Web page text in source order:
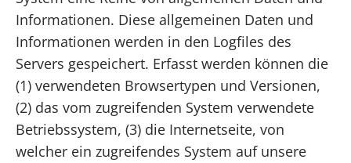
Informationen. Diese allgemeinen Daten und
Informationen werden in den Logfiles des
Servers gespeichert. Erfasst werden können die
(1) verwendeten Browsertypen und Versionen,
(2) das vom zugreifenden System verwendete
Betriebssystem, (3) die Internetseite, von
welcher ein zugreifendes System auf unsere